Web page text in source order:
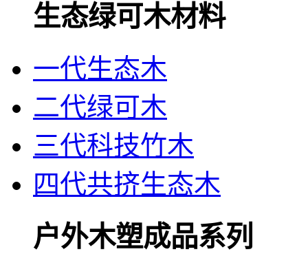
生态绿可木材料
一代生态木
二代绿可木
三代科技竹木
四代共挤生态木
户外木塑成品系列